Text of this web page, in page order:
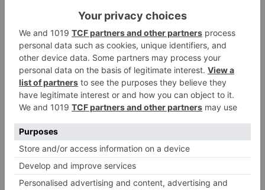
Desde la Plataforma se exige un Pacto en el que